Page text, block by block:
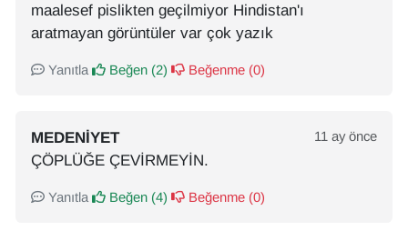
maalesef pislikten geçilmiyor Hindistan'ı
aratmayan görüntüler var çok yazık
Yanıtla Beğen (2) Beğenme (0)
MEDENIYET 11 ay önce
ÇÖPLÜĞE ÇEVİRMEYİN.
Yanıtla Beğen (4) Beğenme (0)